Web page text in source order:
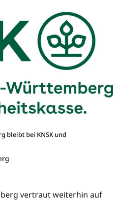
bleibt bei KNSK und
vertraut weiterhin auf